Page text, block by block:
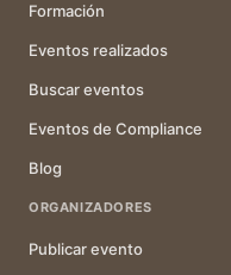
Formación
Eventos realizados
Buscar eventos
Eventos de Compliance
Blog
ORGANIZADORES
Publicar evento